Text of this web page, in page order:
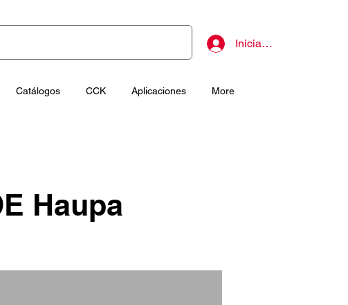
Iniciar sesión
Catálogos CCK Aplicaciones More
Haupa